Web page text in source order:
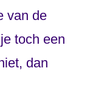
van de
toch een
dan